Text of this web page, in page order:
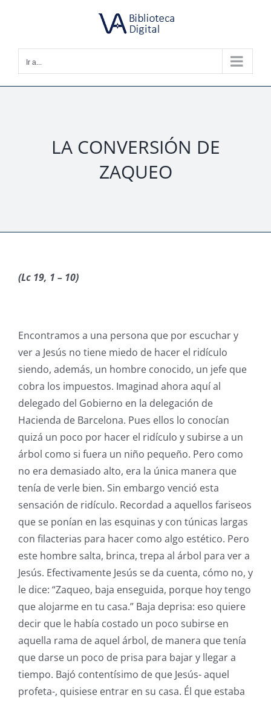
Ir a...
LA CONVERSIÓN DE
ZAQUEO
(Lc 19, 1 – 10)
Encontramos a una persona que por escuchar y
ver a Jesús no tiene miedo de hacer el ridículo
siendo, además, un hombre conocido, un jefe que
cobra los impuestos. Imaginad ahora aquí al
delegado del Gobierno en la delegación de
Hacienda de Barcelona. Pues ellos lo conocían
quizá un poco por hacer el ridículo y subirse a un
árbol como si fuera un niño pequeño. Pero como
no era demasiado alto, era la única manera que
tenía de verle bien. Sin embargo venció esta
sensación de ridículo. Recordad a aquellos fariseos
que se ponían en las esquinas y con túnicas largas
con filacterias para hacer como algo estético. Pero
este hombre salta, brinca, trepa al árbol para ver a
Jesús. Efectivamente Jesús se da cuenta, cómo no, y
le dice: “Zaqueo, baja enseguida, porque hoy tengo
que alojarme en tu casa.” Baja deprisa: eso quiere
decir que le había costado un poco subirse en
aquella rama de aquel árbol, de manera que tenía
que darse un poco de prisa para bajar y llegar a
tiempo. Bajó contentísimo de que Jesús- aquel
profeta-, quisiese entrar en su casa. Él que estaba